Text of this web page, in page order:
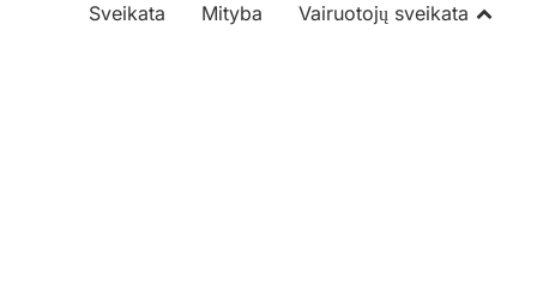
Sveikata Mityba Vairuotojų sveikata